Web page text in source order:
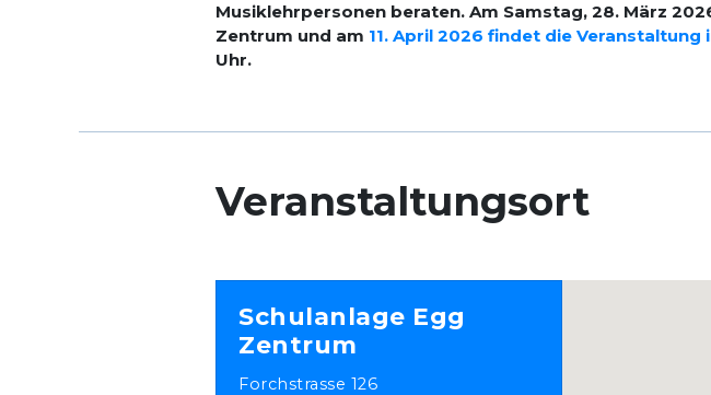
Musiklehrpersonen beraten. Am Samstag, 28. März
Zentrum und am 11. April 2026 findet die Veranstaltung
Uhr.
Veranstaltungsort
Schulanlage Egg
Zentrum
Forchstrasse 126